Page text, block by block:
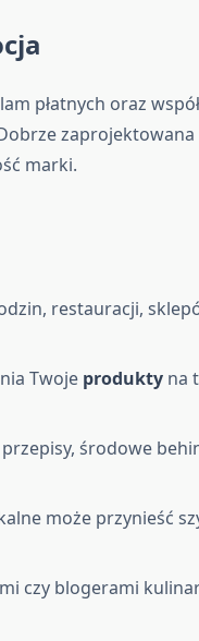
płatnych oraz
zaprojektowana
marki.
restauracji,
Twoje produkty na
środowe
może przynieść
czy blogerami